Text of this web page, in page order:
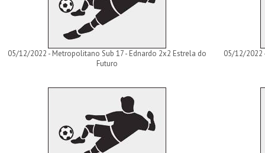
05/12/2022 - Metropolitano Sub 17 - Ednardo 2x2 Estrela do
Futuro
05/12/2022